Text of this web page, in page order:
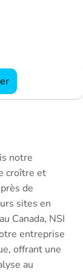
notre
croître et
de
sites en
Canada, NSI
entreprise
offrant une
au